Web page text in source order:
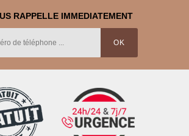
RAPPELLE IMMEDIATEMENT